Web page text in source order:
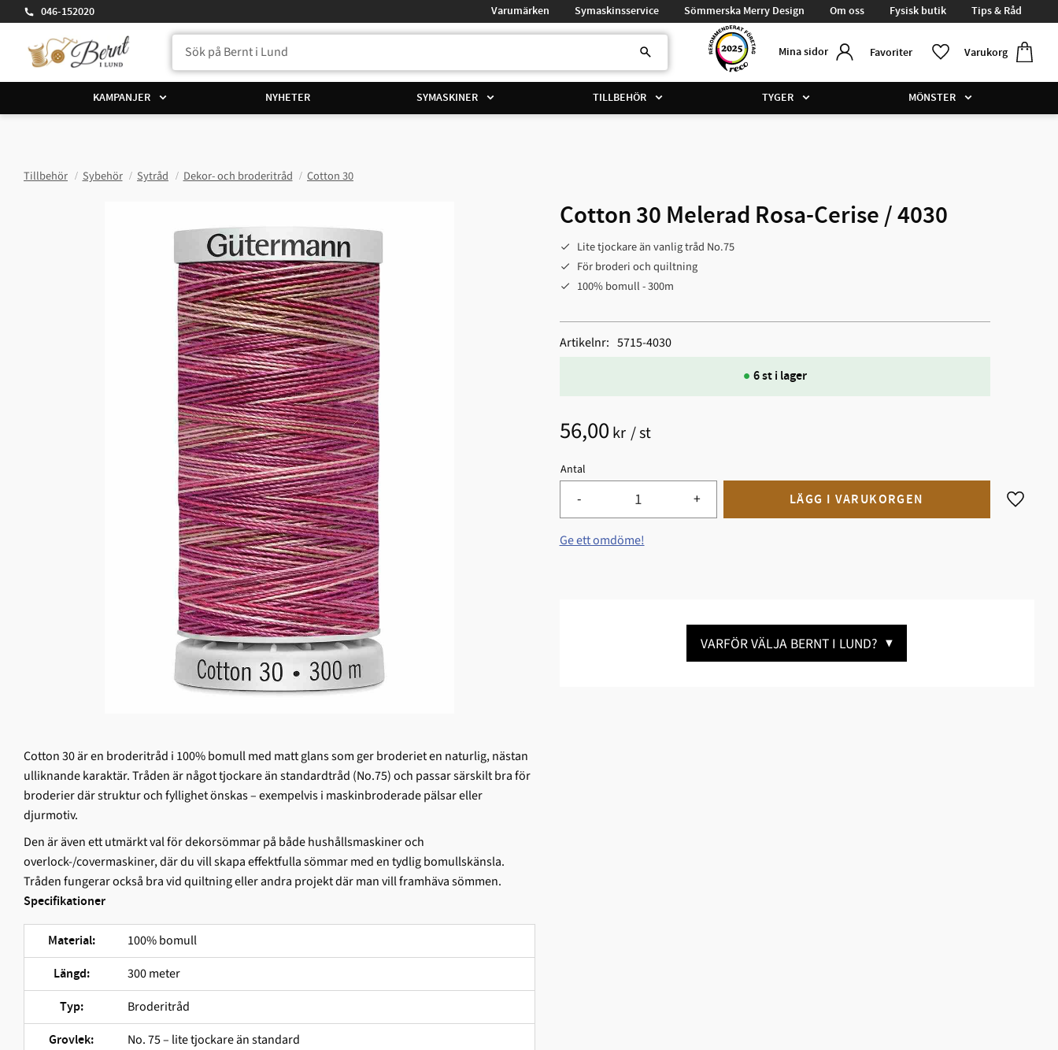
046-152020 Varumärken Symaskinsservice Sömmerska Merry Design Om oss Fysisk butik Tips & Råd
Mina sidor Favoriter Varukorg
Favoriter
KAMPANJER NYHETER SYMASKINER TILLBEHÖR TYGER MÖNSTER
Tillbehör Sybehör Sytråd Dekor- och broderitråd Cotton 30
Cotton 30 Melerad Rosa-Cerise / 4030
Lite tjockare än vanlig tråd No.75
För broderi och quiltning​
100% bomull - 300m
56,00 kr /st
Antal
+
- Lägg
6 st i lager
Artikelnr 5715-4030
Ge ett omdöme!
VARFÖR VÄLJA BERNT I LUND? ▼
Cotton 30 är en broderitråd i 100% bomull med matt glans som ger broderiet en naturlig, nästan
ulliknande karaktär. Tråden är något tjockare än standardtråd (No.75) och passar särskilt bra för
broderier där struktur och fyllighet önskas – exempelvis i maskinbroderade pälsar eller
djurmotiv.
Den är även ett utmärkt val för dekorsömmar på både hushållsmaskiner och
overlock-/covermaskiner, där du vill skapa effektfulla sömmar med en tydlig bomullskänsla.
Tråden fungerar också bra vid quiltning eller andra projekt där man vill framhäva sömmen.
Specifikationer
Material: 100% bomull
Längd: 300 meter
Typ: Broderitråd
Grovlek: No. 75 – lite tjockare än standard